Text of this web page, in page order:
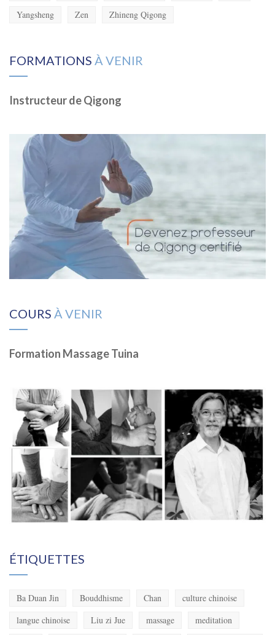
Yangsheng
Zen Zhineng Qigong
FORMATIONS À VENIR
Instructeur de Qigong
COURS À VENIR
Formation Massage Tuina
ÉTIQUETTES
Ba Duan Jin Bouddhisme Chan
culture chinoise
langue chinoise
Liu zi Jue massage
meditation